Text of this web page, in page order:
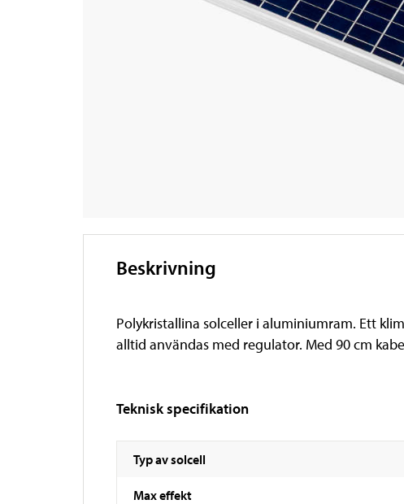
Beskrivning
Polykristallina solceller i aluminiumram. Ett
alltid användas med regulator. Med 90 cm
Teknisk specifikation
Typ av solcell
Max effekt